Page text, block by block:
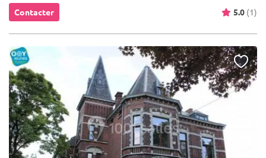
Contacter 5.0 (1)